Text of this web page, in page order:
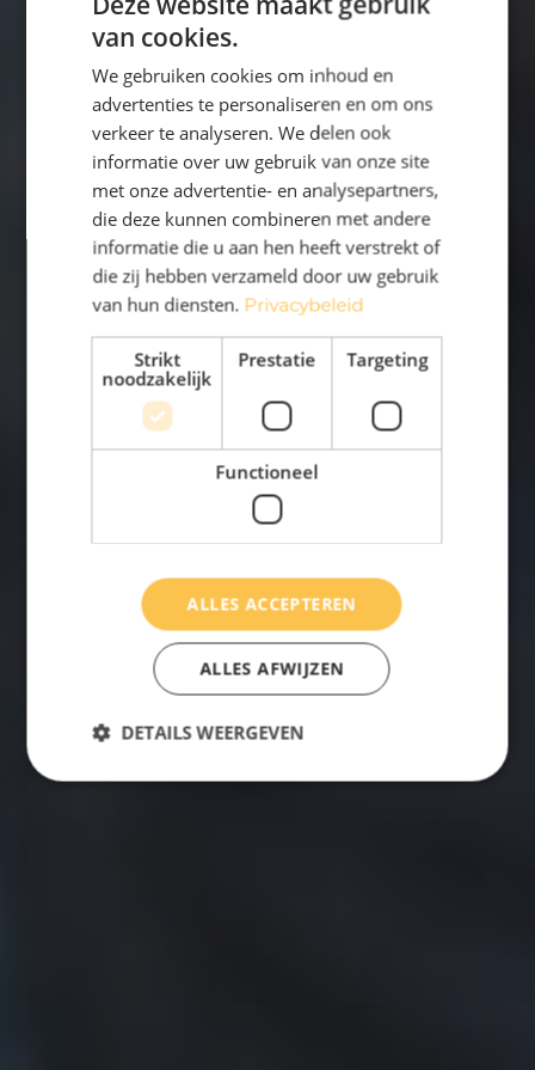
van cookies.
We gebruiken cookies om inhoud en
advertenties te personaliseren en om ons
verkeer te analyseren. We delen ook
informatie over uw gebruik van onze site
met onze advertentie- en analysepartners,
die deze kunnen combineren met andere
informatie die u aan hen heeft verstrekt of
die zij hebben verzameld door uw gebruik
van hun diensten. Privacybeleid
Strikt
noodzakelijk
Prestatie Targeting
Functioneel
ALLES ACCEPTEREN
ALLES AFWIJZEN
DETAILS WEERGEVEN